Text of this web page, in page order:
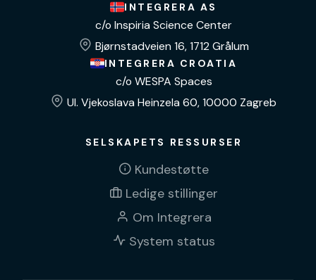
INTEGRERA AS
c/o Inspiria Science Center
Bjørnstadveien 16, 1712 Grålum
INTEGRERA CROATIA
c/o WESPA Spaces
Ul. Vjekoslava Heinzela 60, 10000 Zagreb
SELSKAPETS RESSURSER
Kundestøtte
Ledige stillinger
Om Integrera
System status